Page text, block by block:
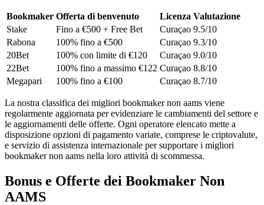
Bookmaker Offerta di benvenuto Licenza Valutazione
Stake
Fino a €500 + Free Bet Curaçao 9.5/10
Rabona
100% fino a €500 Curaçao 9.3/10
20Bet
100% con limite di €120 Curaçao 9.0/10
22Bet
100% fino a massimo €122 Curaçao 8.8/10
Megapari
100% fino a €100 Curaçao 8.7/10
La nostra classifica dei migliori bookmaker non aams viene
regolarmente aggiornata per evidenziare le cambiamenti del settore e
le aggiornamenti delle offerte. Ogni operatore elencato mette a
disposizione opzioni di pagamento variate, comprese le criptovalute,
e servizio di assistenza internazionale per supportare i migliori
bookmaker non aams nella loro attività di scommessa.
Bonus e Offerte dei Bookmaker Non
AAMS